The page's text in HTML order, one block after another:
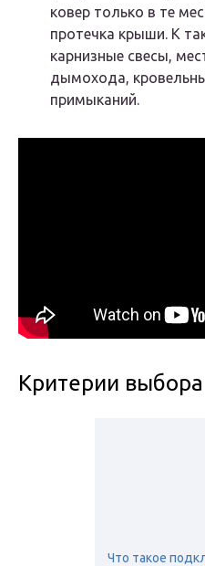
ковер только в те
протечка крыши. К
карнизные свесы,
дымохода,
примыканий.
Критерии выбора
Что такое